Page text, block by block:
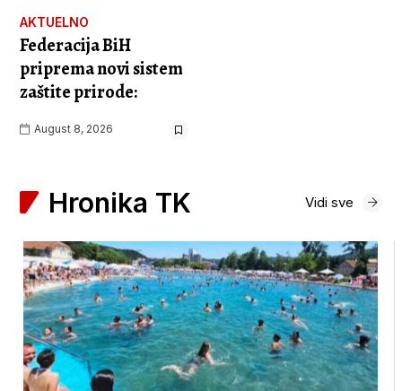
AKTUELNO
Federacija BiH
priprema novi sistem
zaštite prirode:
August 8, 2026
Hronika TK Vidi sve